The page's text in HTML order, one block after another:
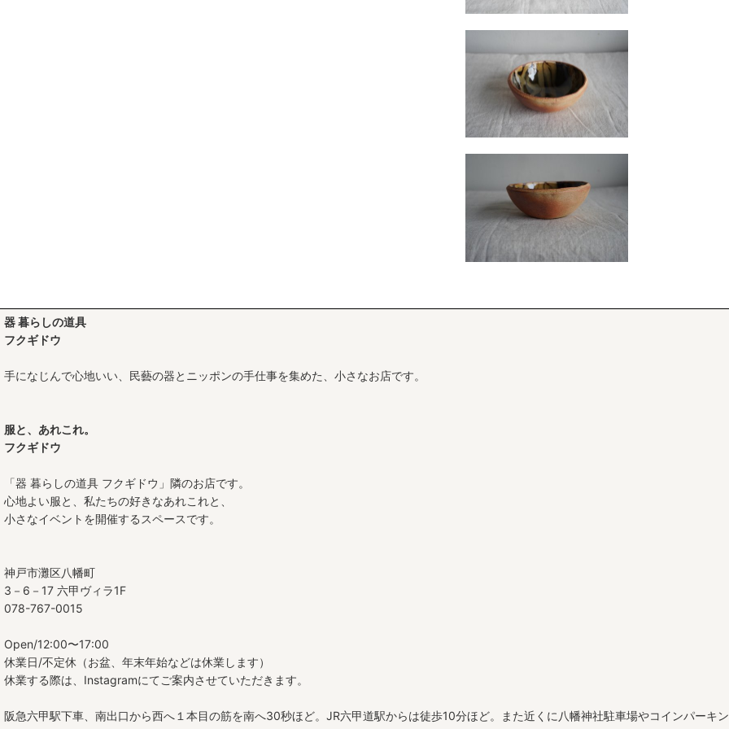
器 暮らしの道具
フクギドウ
手になじんで心地いい、民藝の器とニッポンの手仕事を集めた、小さなお店です。
服と、あれこれ。
フクギドウ
「器 暮らしの道具 フクギドウ」隣のお店です。
心地よい服と、私たちの好きなあれこれと、
小さなイベントを開催するスペースです。
神戸市灘区八幡町
3－6－17 六甲ヴィラ1F
078-767-0015
Open/12:00〜17:00
休業日/不定休（お盆、年末年始などは休業します）
休業する際は、Instagramにてご案内させていただきます。
阪急六甲駅下車、南出口から西へ１本目の筋を南へ30秒ほど。JR六甲道駅からは徒歩10分ほど。また近くに八幡神社駐車場やコインパーキン